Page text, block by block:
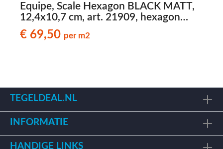
Equipe, Scale Hexagon BLACK MATT,
12,4x10,7 cm, art. 21909, hexagon
wandtegels
€ 69,50 per m2
TEGELDEAL.NL
INFORMATIE
HANDIGE LINKS